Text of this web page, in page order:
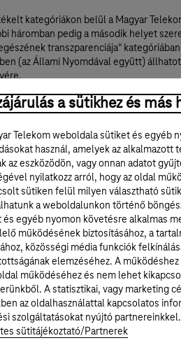
kategóriákon belül a Magyar
háromban pedig a második helyet
transzparenciája"
(az Állami Nyomdával együtt)
a Magyar Telekom a
értünk el abban is, hogy a legjobb
a Magyar Telekom rendelkezik az
felmérések kezdetétől számítva a
és 2003 után 2007-ben is -
miközben 2001-ben, 2004-ben és
el. A vezető magyar tőzsdei vállalatok
az idén a Magyar Telekom
javítva érte el a dobogó legtetejét.
értékelése szerint "Az
kiváló megítélése nem meglepő, a
jogi vizsgálat által okozott
bizonyult."
a sütikhez és
Telekom weboldala sütiket és egyéb
használ, amelyek az
az eszközödön, vagy onnan adatot
nyilatkozz arról, hogy az oldal
sütiken felül milyen választható
a weboldalunkon történő
és egyéb nyomon követésre alkalmas
működésének biztosításához, a
közösségi média funkciók
elemzéséhez. A
működéséhez és nem lehet
A statisztikai, vagy marketing
az oldalhasználattal kapcsolatos
szolgáltatásokat nyújtó partnereinkkel.
sütitájékoztató/Partnerek